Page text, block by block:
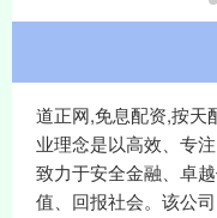
道正网,免息配资,按天
业理念是以高效、专
致力于安全金融、卓
值、回报社会。该公